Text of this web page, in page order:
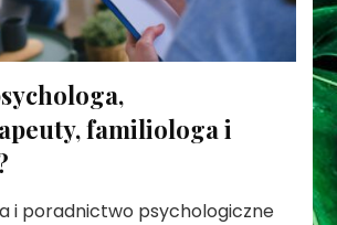
familiologa i
i poradnictwo psychologiczne